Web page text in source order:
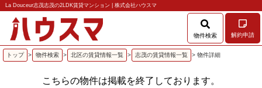
La Douceur志茂志茂の2LDK賃貸マンション | 株式会社ハウスマ
物件検索 解約申請
トップ > 物件検索 > 北区の賃貸情報一覧 > 志茂の賃貸情報一覧 > 物件詳細
こちらの物件は掲載を終了しております。